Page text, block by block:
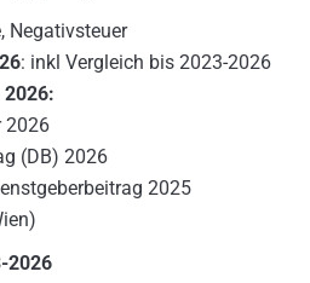
Negativsteuer
: inkl Vergleich bis 2023-2026
2026:
2026
(DB) 2026
2025
2026